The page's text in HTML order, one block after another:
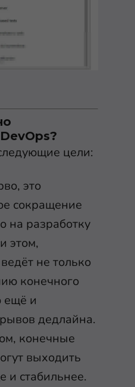
цели:
это
сокращение
на разработку
этом,
не только
конечного
ещё и
дедлайна.
конечные
выходить
и стабильнее.